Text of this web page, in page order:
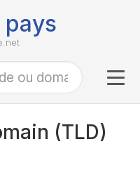
pays
(TLD)